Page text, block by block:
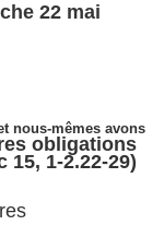
22 mai
nous-mêmes avons
obligations
15, 1-2.22-29)